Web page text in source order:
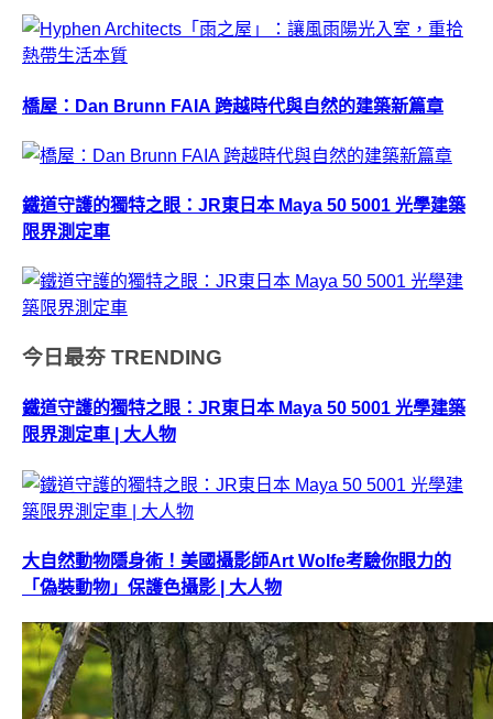
橋屋：Dan Brunn FAIA 跨越時代與自然的建築新篇章
鐵道守護的獨特之眼：JR東日本 Maya 50 5001 光學建築
限界測定車
今日最夯 TRENDING
鐵道守護的獨特之眼：JR東日本 Maya 50 5001 光學建築
限界測定車 | 大人物
大自然動物隱身術！美國攝影師Art Wolfe考驗你眼力的
「偽裝動物」保護色攝影 | 大人物